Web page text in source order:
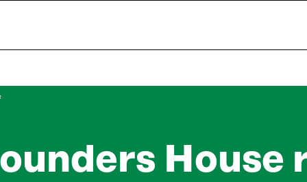
House